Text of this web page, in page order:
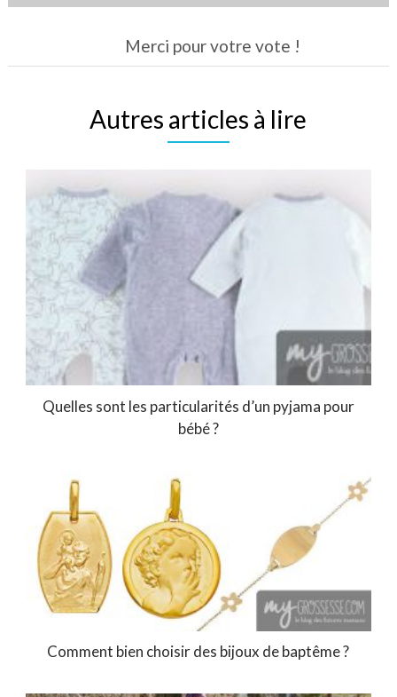
Merci pour votre vote !
Autres articles à lire
Quelles sont les particularités d’un pyjama pour
bébé ?
Comment bien choisir des bijoux de baptême ?